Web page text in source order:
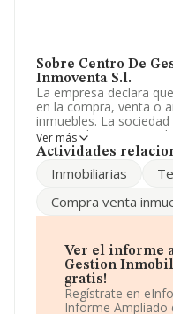
Sobre Centro De
Inmoventa S.l.
La empresa declara
en la compra, venta o
inmuebles. La
Mercantil como
es '%cnae%' con
permanecido igual y
base de datos de
Para más información
teléfono 981872105.
La sociedad española
Ver más
Actividades
Inmobiliarias
Compra venta
Ver el informe
Gestion
gratis!
Regístrate en
Informe Ampliado